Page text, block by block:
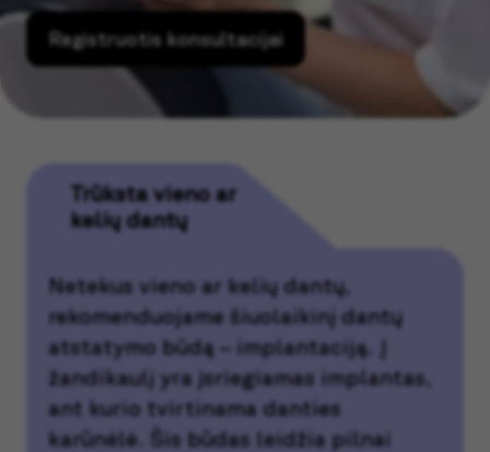
Registruotis konsultacijai
Trūksta vieno ar
kelių dantų
Netekus vieno ar kelių dantų,
rekomenduojame šiuolaikinį dantų
atstatymo būdą – implantaciją. Į
žandikaulį yra įsriegiamas implantas,
ant kurio tvirtinama danties
karūnėlė. Šis būdas leidžia pilnai